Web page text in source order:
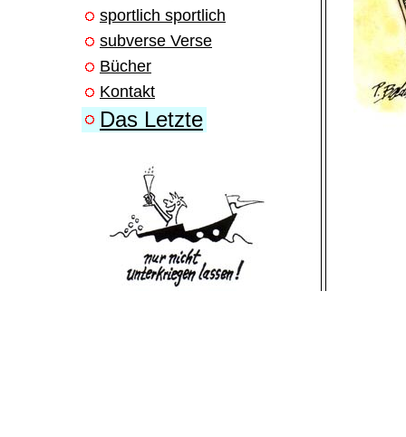
sportlich sportlich
subverse Verse
Bücher
Kontakt
Das Letzte